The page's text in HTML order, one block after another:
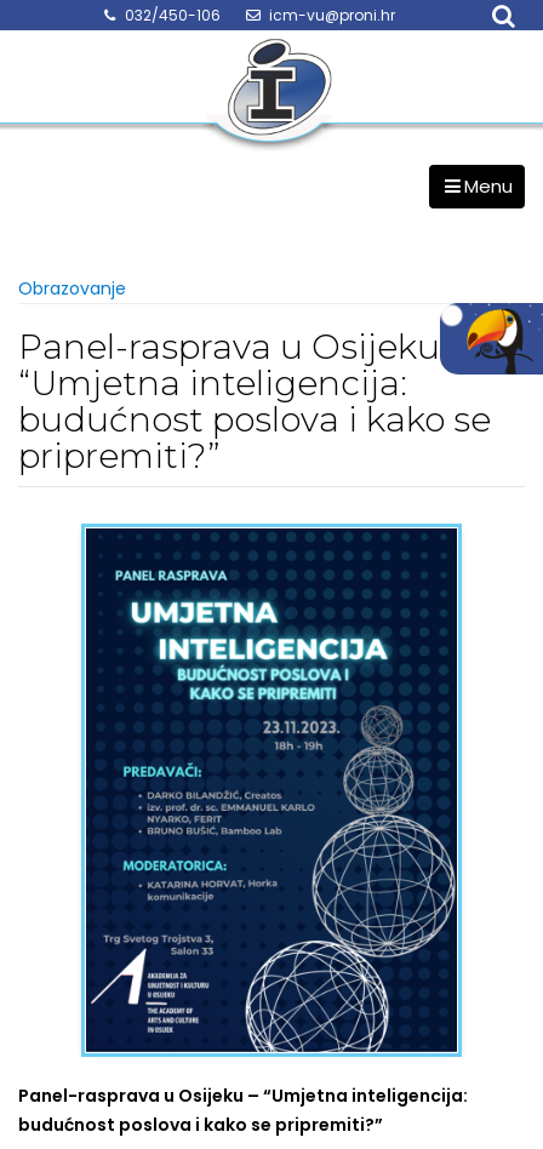
032/450-106 icm-vu@proni.hr
Menu
Obrazovanje
Panel-rasprava u Osijeku –
“Umjetna inteligencija:
budućnost poslova i kako se
pripremiti?”
Panel-rasprava u Osijeku – “Umjetna inteligencija:
budućnost poslova i kako se pripremiti?”